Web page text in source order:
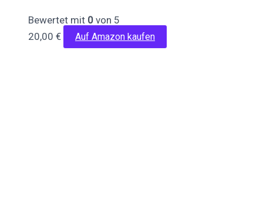
Bewertet mit 0 von 5
20,00 € Auf Amazon kaufen